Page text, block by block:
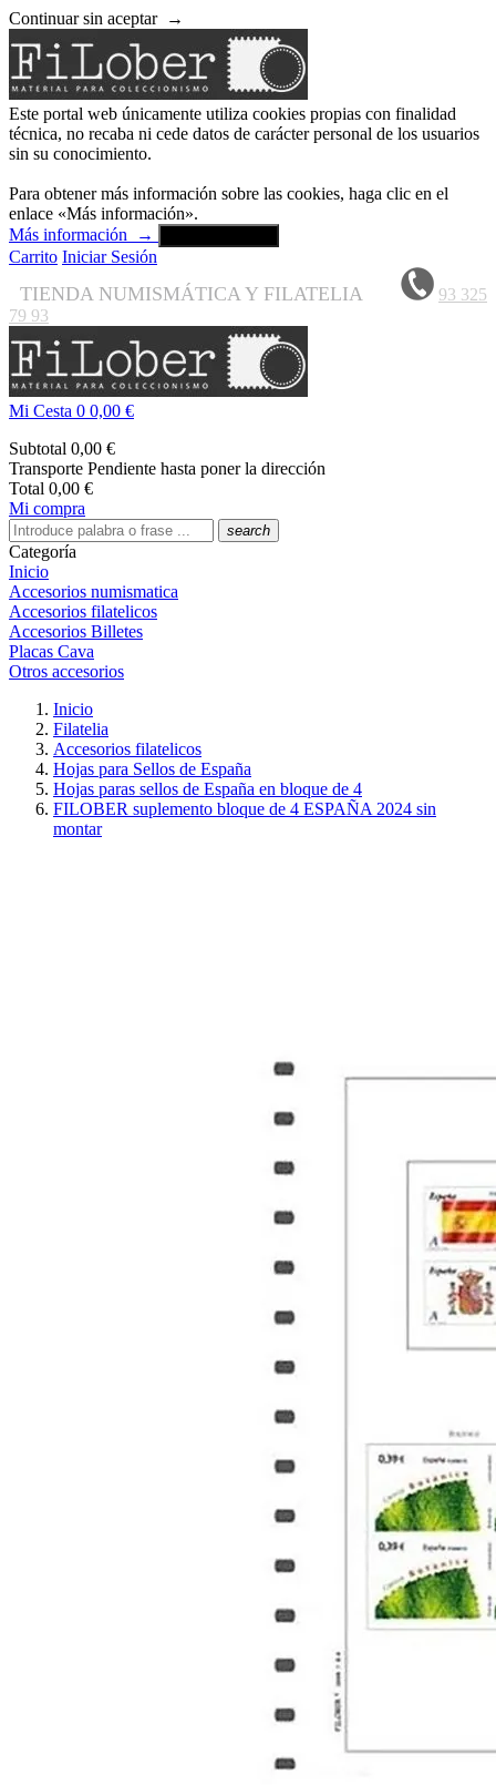
Continuar sin aceptar →
Este portal web únicamente utiliza cookies propias con finalidad
técnica, no recaba ni cede datos de carácter personal de los usuarios
sin su conocimiento.
Para obtener más información sobre las cookies, haga clic en el
enlace «Más información».
Más información
→
Carrito Iniciar Sesión
TIENDA NUMISMÁTICA Y FILATELIA
93 325
79 93
Mi Cesta 0 0,00 €
Subtotal 0,00 €
Transporte Pendiente hasta poner la dirección
Total 0,00 €
Mi compra
search
Categoría
Inicio
Accesorios numismatica
Accesorios filatelicos
Accesorios Billetes
Placas Cava
Otros accesorios
Inicio
Filatelia
Accesorios filatelicos
Hojas para Sellos de España
Hojas paras sellos de España en bloque de 4
FILOBER suplemento bloque de 4 ESPAÑA 2024 sin
montar